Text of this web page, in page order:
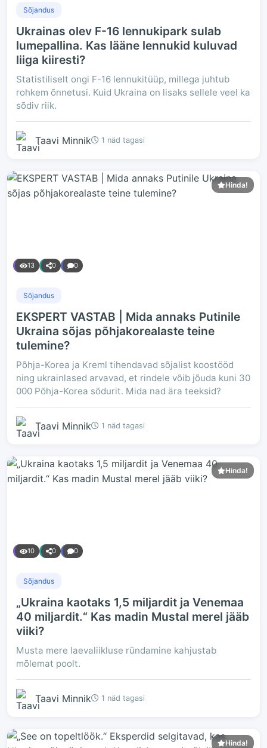
Sõjandus
Ukrainas olev F-16 lennukipark sulab
lumepallina. Kas lääne lennukid kuluvad
liiga kiiresti?
Statistiliselt ongi F-16 lennukitüüp, millega juhtub
rohkem õnnetusi. Kuid Ukraina on lisaks sellele veel ka
sõdiv riik.
Taavi Minnik 1 näd tagasi
Hinda!
13 0 0
Sõjandus
EKSPERT VASTAB | Mida annaks Putinile
Ukraina sõjas põhjakorealaste teine
tulemine?
Põhja-Korea ja Kreml tihendavad sõjalist koostööd
ning ukrainlased arvavad, et rindele võib jõuda kuni 30
000 Põhja-Korea sõdurit. Mida nad ära teeksid?
Taavi Minnik 1 näd tagasi
Hinda!
10 0 0
Sõjandus
„Ukraina kaotaks 1,5 miljardit ja Venemaa
40 miljardit.“ Kas madin Mustal merel jääb
viiki?
Musta mere laevaliikluse ründamine kahjustab
mõlemat poolt.
Taavi Minnik 1 näd tagasi
Hinda!